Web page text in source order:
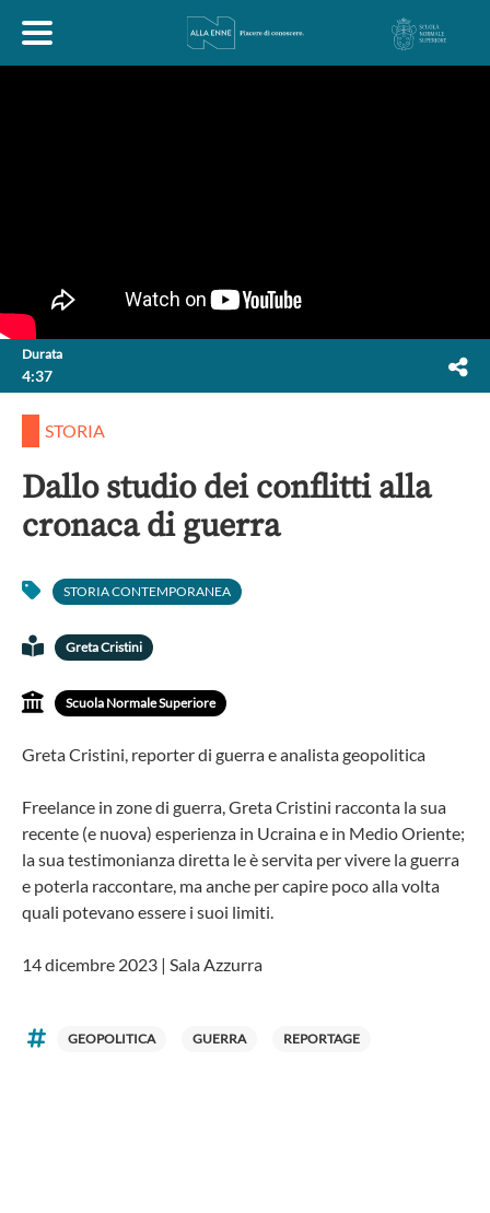
LETTERATURA
POLITICA
Durata
4:37
STORIA
Dallo studio dei conflitti alla
cronaca di guerra
STORIA CONTEMPORANEA
Greta Cristini
Scuola Normale Superiore
Greta Cristini, reporter di guerra e analista geopolitica
Freelance in zone di guerra, Greta Cristini racconta la sua
recente (e nuova) esperienza in Ucraina e in Medio Oriente;
la sua testimonianza diretta le è servita per vivere la guerra
e poterla raccontare, ma anche per capire poco alla volta
quali potevano essere i suoi limiti.
14 dicembre 2023 | Sala Azzurra
GEOPOLITICA GUERRA REPORTAGE